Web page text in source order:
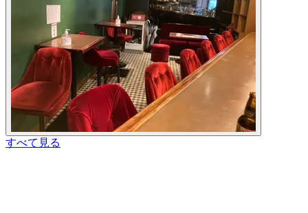
すべて見る